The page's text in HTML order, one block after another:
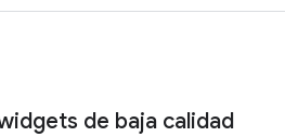
de baja calidad